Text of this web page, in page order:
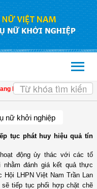
dương phụ nữ tiêu biểu trong
nữ khởi nghiệp
tục phát huy hiệu quả tín
động ủy thác với các tổ
đánh giá kết quả thực
LHPN Việt Nam Trần Lan
sẽ tiếp tục phối hợp chặt chẽ